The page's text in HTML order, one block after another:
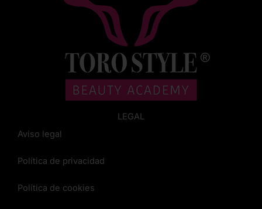
LEGAL
Aviso legal
Política de privacidad
Política de cookies